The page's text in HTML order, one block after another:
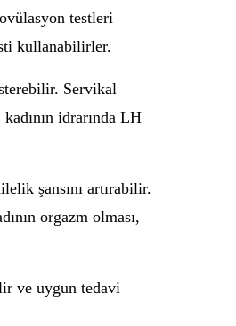
testleri
kullanabilirler.
Servikal
idrarında LH
şansını artırabilir.
orgazm olması,
ve uygun tedavi